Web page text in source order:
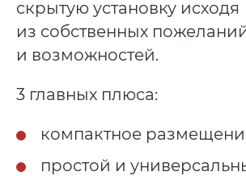
скрытую установку исходя
из собственных
и возможностей.
3 главных плюса:
компактное
простой и